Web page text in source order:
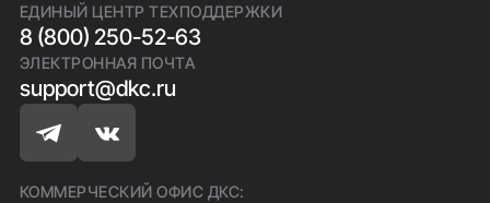
ЕДИНЫЙ ЦЕНТР ТЕХПОДДЕРЖКИ
8 (800) 250-52-63
ЭЛЕКТРОННАЯ ПОЧТА
support@dkc.ru
КОММЕРЧЕСКИЙ ОФИС ДКС: